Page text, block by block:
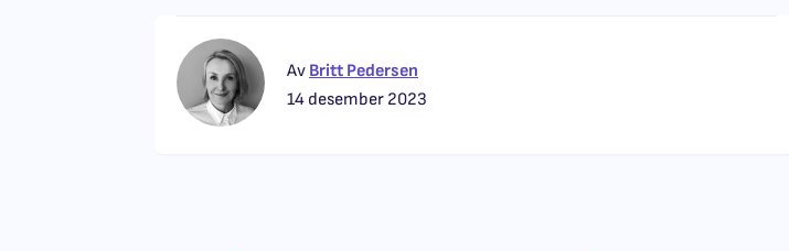
Av Britt Pedersen
14 desember 2023